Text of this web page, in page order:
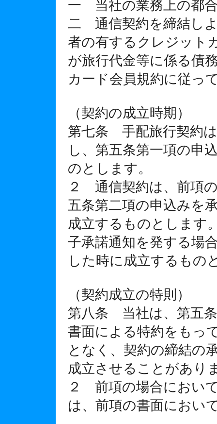
一 当社の業務上の都
二 通信契約を締結し
者の有するクレジット
が旅行代金等に係る債
カード会員規約に従っ
（契約の成立時期）
第七条 手配旅行契約
し、第五条第一項の申
のとします。
２ 通信契約は、前項
五条第二項の申込みを
成立するものとします
子承諾通知を発する場
した時に成立するもの
（契約成立の特則）
第八条 当社は、第五
書面による特約をもっ
となく、契約の締結の
成立させることがあり
２ 前項の場合におい
は、前項の書面におい